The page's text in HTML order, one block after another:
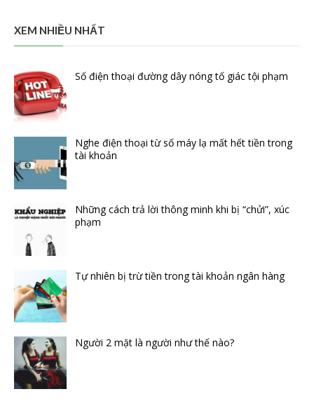
XEM NHIỀU NHẤT
Số điện thoại đường dây nóng tố giác tội phạm
Nghe điện thoại từ số máy lạ mất hết tiền trong
tài khoản
Những cách trả lời thông minh khi bị “chửi”, xúc
phạm
Tự nhiên bị trừ tiền trong tài khoản ngân hàng
Người 2 mặt là người như thế nào?